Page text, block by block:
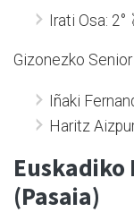
Irati Osa: 2°
Gizonezko Senior
Iñaki
Haritz
Euskadiko
(Pasaia)